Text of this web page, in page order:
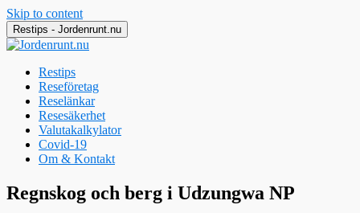
Skip to content
Restips - Jordenrunt.nu
Restips
Reseföretag
Reselänkar
Resesäkerhet
Valutakalkylator
Covid-19
Om & Kontakt
Jordenrunt.nu
Tusen Restips från hela världen
Regnskog och berg i Udzungwa NP